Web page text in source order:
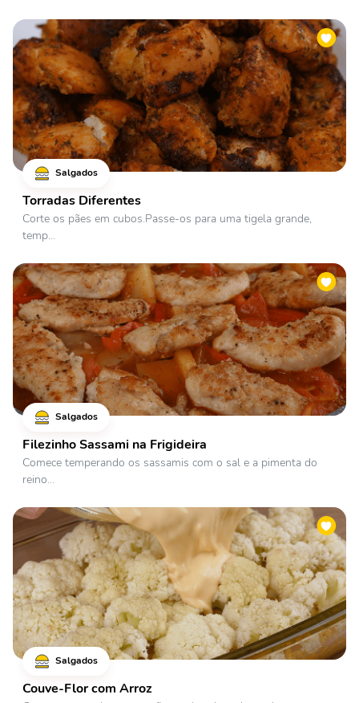
Salgados
Torradas Diferentes
Corte os pães em cubos.Passe-os para uma tigela grande,
temp...
Salgados
Filezinho Sassami na Frigideira
Comece temperando os sassamis com o sal e a pimenta do
reino...
Salgados
Couve-Flor com Arroz